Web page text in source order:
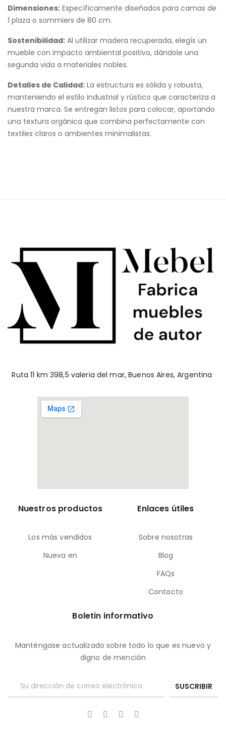
Dimensiones: Específicamente diseñados para camas de
1 plaza o sommiers de 80 cm.
Sostenibilidad: Al utilizar madera recuperada, elegís un
mueble con impacto ambiental positivo, dándole una
segunda vida a materiales nobles.
Detalles de Calidad: La estructura es sólida y robusta,
manteniendo el estilo industrial y rústico que caracteriza a
nuestra marca. Se entregan listos para colocar, aportando
una textura orgánica que combina perfectamente con
textiles claros o ambientes minimalistas.
Ruta 11 km 398,5 valeria del mar, Buenos Aires, Argentina
Nuestros productos
Los más vendidos
Nueva en
Enlaces útiles
Sobre nosotras
Blog
FAQs
Contacto
Boletin informativo
Manténgase actualizado sobre todo lo que es nuevo y
digno de mención
SUSCRIBIR